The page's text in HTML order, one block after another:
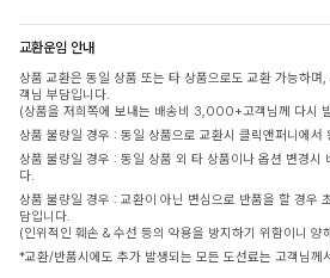
교환운임 안내
상품 교환은 동일 상품 또는 타 상품으로도 교환 가능하
객님 부담입니다.
(상품을 저희쪽에 보내는 배송비 3,000+고객님께 다시
상품 불량일 경우 : 동일 상품으로 교환시 클릭앤퍼니에서
상품 불량일 경우 : 동일 상품 외 타 상품이나 옵션 변경
다.
상품 불량일 경우 : 교환이 아닌 변심으로 반품을 할 경
담입니다.
(인위적인 훼손 & 수선 등의 악용을 방지하기 위함이니 양
*교환/반품시에도 추가 발생되는 모든 도선료는 고객님께